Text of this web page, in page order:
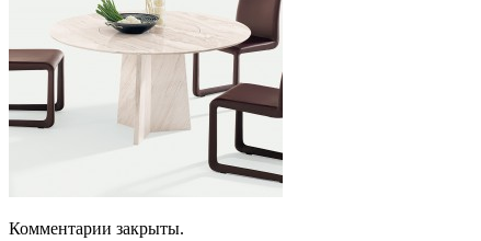
Комментарии закрыты.